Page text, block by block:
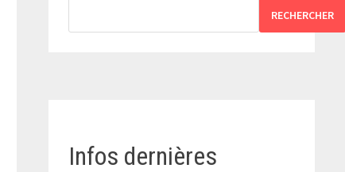
RECHERCHER
Infos dernières